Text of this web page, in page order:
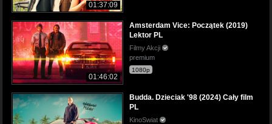
01:37:09
01:46:02
Amsterdam Vice: Początek (2019)
Lektor PL
Filmy Akcji
premium
1080p
Budda. Dzieciak '98 (2024) Cały film
PL
KinoSwiat